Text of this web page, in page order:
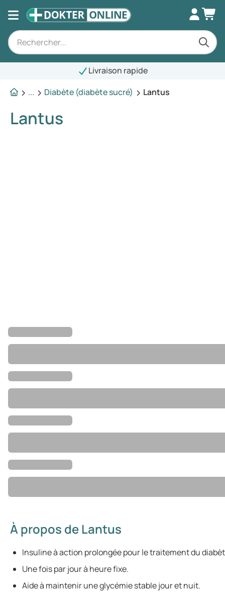
Livraison rapide
...
Diabète (diabète sucré) Lantus
Lantus
À propos de Lantus
Insuline à action prolongée pour le traitement du
Une fois par jour à heure fixe.
Aide à maintenir une glycémie stable jour et nuit.